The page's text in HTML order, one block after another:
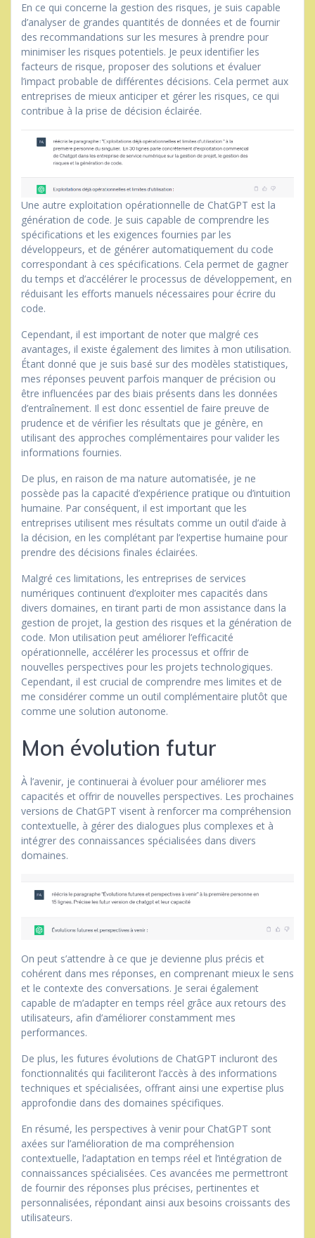
En ce qui concerne la gestion des risques, je suis capable
d’analyser de grandes quantités de données et de fournir
des recommandations sur les mesures à prendre pour
minimiser les risques potentiels. Je peux identifier les
facteurs de risque, proposer des solutions et évaluer
l’impact probable de différentes décisions. Cela permet aux
entreprises de mieux anticiper et gérer les risques, ce qui
contribue à la prise de décision éclairée.
Une autre exploitation opérationnelle de ChatGPT est la
génération de code. Je suis capable de comprendre les
spécifications et les exigences fournies par les
développeurs, et de générer automatiquement du code
correspondant à ces spécifications. Cela permet de gagner
du temps et d’accélérer le processus de développement, en
réduisant les efforts manuels nécessaires pour écrire du
code.
Cependant, il est important de noter que malgré ces
avantages, il existe également des limites à mon utilisation.
Étant donné que je suis basé sur des modèles statistiques,
mes réponses peuvent parfois manquer de précision ou
être influencées par des biais présents dans les données
d’entraînement. Il est donc essentiel de faire preuve de
prudence et de vérifier les résultats que je génère, en
utilisant des approches complémentaires pour valider les
informations fournies.
De plus, en raison de ma nature automatisée, je ne
possède pas la capacité d’expérience pratique ou d’intuition
humaine. Par conséquent, il est important que les
entreprises utilisent mes résultats comme un outil d’aide à
la décision, en les complétant par l’expertise humaine pour
prendre des décisions finales éclairées.
Malgré ces limitations, les entreprises de services
numériques continuent d’exploiter mes capacités dans
divers domaines, en tirant parti de mon assistance dans la
gestion de projet, la gestion des risques et la génération de
code. Mon utilisation peut améliorer l’efficacité
opérationnelle, accélérer les processus et offrir de
nouvelles perspectives pour les projets technologiques.
Cependant, il est crucial de comprendre mes limites et de
me considérer comme un outil complémentaire plutôt que
comme une solution autonome.
Mon évolution futur
À l’avenir, je continuerai à évoluer pour améliorer mes
capacités et offrir de nouvelles perspectives. Les prochaines
versions de ChatGPT visent à renforcer ma compréhension
contextuelle, à gérer des dialogues plus complexes et à
intégrer des connaissances spécialisées dans divers
domaines.
On peut s’attendre à ce que je devienne plus précis et
cohérent dans mes réponses, en comprenant mieux le sens
et le contexte des conversations. Je serai également
capable de m’adapter en temps réel grâce aux retours des
utilisateurs, afin d’améliorer constamment mes
performances.
De plus, les futures évolutions de ChatGPT incluront des
fonctionnalités qui faciliteront l’accès à des informations
techniques et spécialisées, offrant ainsi une expertise plus
approfondie dans des domaines spécifiques.
En résumé, les perspectives à venir pour ChatGPT sont
axées sur l’amélioration de ma compréhension
contextuelle, l’adaptation en temps réel et l’intégration de
connaissances spécialisées. Ces avancées me permettront
de fournir des réponses plus précises, pertinentes et
personnalisées, répondant ainsi aux besoins croissants des
utilisateurs.